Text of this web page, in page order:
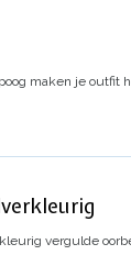
maken je outfit
vergulde